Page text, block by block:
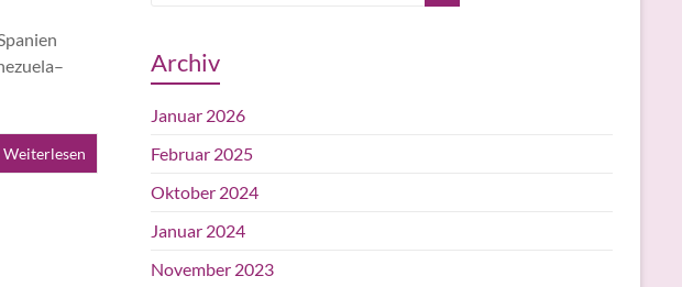
Weiterlesen
Archiv
Januar 2026
Februar 2025
Oktober 2024
Januar 2024
November 2023